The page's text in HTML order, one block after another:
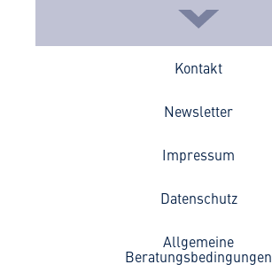
Kontakt
Newsletter
Impressum
Datenschutz
Allgemeine
Beratungsbedingungen